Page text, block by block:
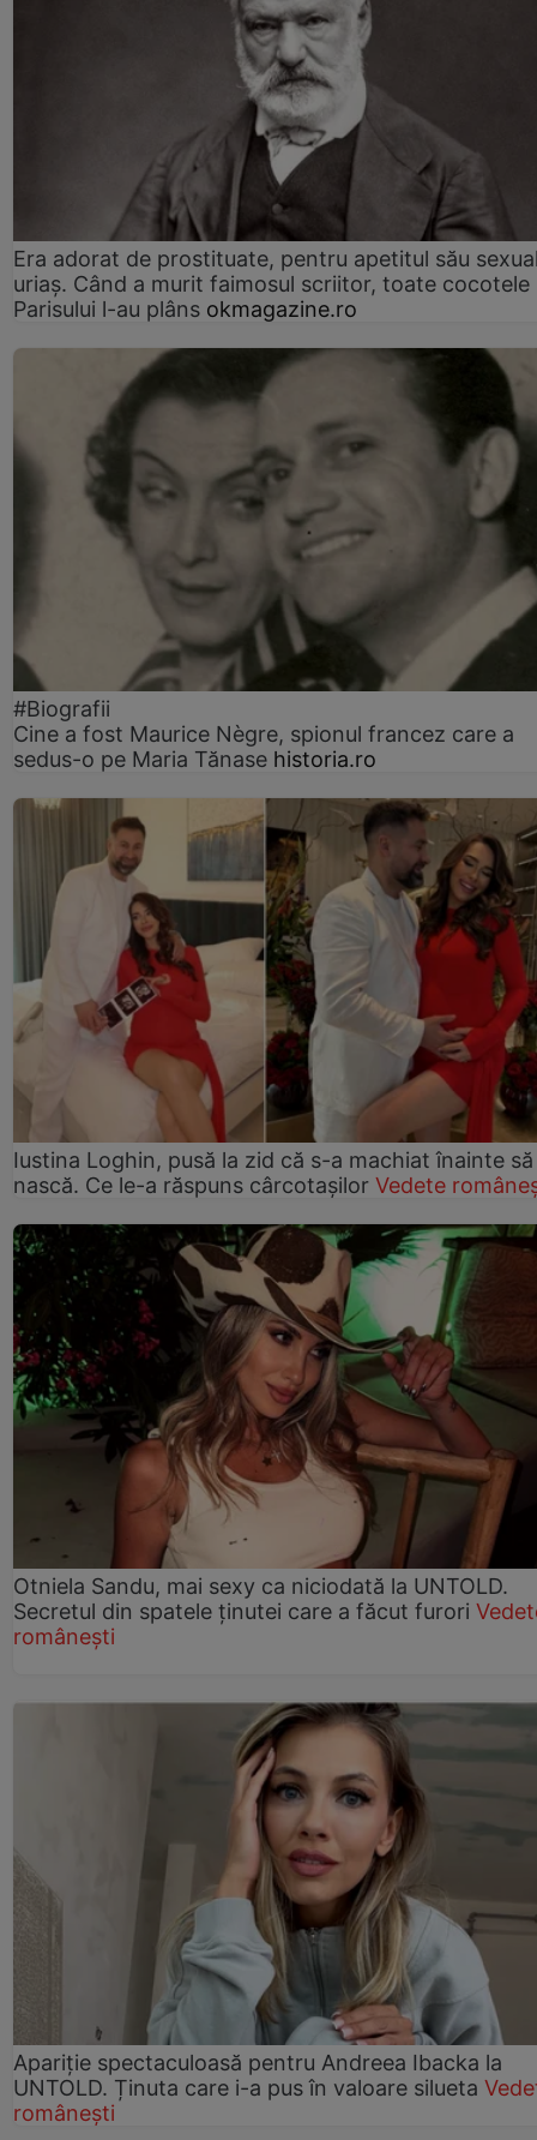
Era adorat de prostituate, pentru apetitul său
uriaș. Când a murit faimosul scriitor, toate cocotele
Parisului l-au plâns okmagazine.ro
#Biografii
Cine a fost Maurice Nègre, spionul francez care a
sedus-o pe Maria Tănase historia.ro
Iustina Loghin, pusă la zid că s-a machiat înainte să
nască. Ce le-a răspuns cârcotașilor Vedete
Otniela Sandu, mai sexy ca niciodată la UNTOLD.
Secretul din spatele ținutei care a făcut furori
românești
Apariție spectaculoasă pentru Andreea Ibacka la
UNTOLD. Ținuta care i-a pus în valoare silueta
românești